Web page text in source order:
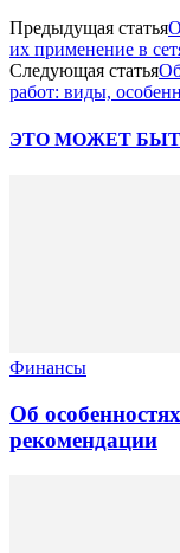
Предыдущая статья
их применение в
Следующая статья
работ: виды,
ЭТО МОЖЕТ
Финансы
Об
рекомендации